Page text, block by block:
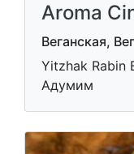
Aroma
Веганская,
Yitzhak Rabin
Адумим